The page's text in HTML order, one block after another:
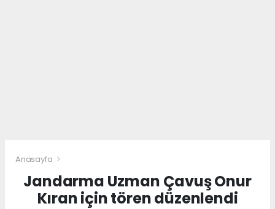
Anasayfa
Jandarma Uzman Çavuş Onur
Kıran için tören düzenlendi